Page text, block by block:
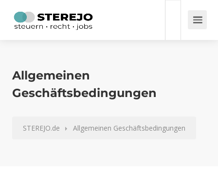
Allgemeinen
Geschäftsbedingungen
STEREJO.de Allgemeinen Geschäftsbedingungen